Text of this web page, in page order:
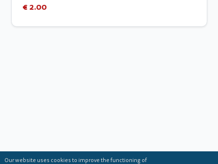
€ 2.00
Our website uses cookies to improve the functioning of